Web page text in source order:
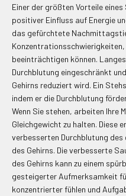
Einer der größten Vorteile
positiver Einfluss auf Energie
das gefürchtete
beeinträchtigen können.
Durchblutung eingeschränkt
Gehirns reduziert wird. Ein
indem er die Durchblutung
Wenn Sie stehen, arbeiten Ihre
Gleichgewicht zu halten. Diese
verbesserten Durchblutung
des Gehirns. Die verbesserte
des Gehirns kann zu einem
gesteigerter Aufmerksamkeit
konzentrierter fühlen und